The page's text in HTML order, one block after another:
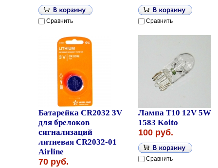
Сравнить Сравнить
Батарейка CR2032 3V
для брелоков
сигнализаций
литиевая CR2032-01
Airline
70 руб.
Лампа T10 12V 5W
1583 Koito
100 руб.
Сравнить